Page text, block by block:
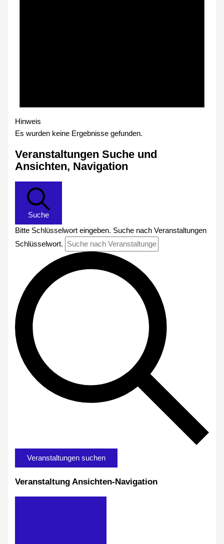
Hinweis
Es wurden keine Ergebnisse gefunden.
Veranstaltungen Suche und
Ansichten, Navigation
Suche
Bitte Schlüsselwort eingeben. Suche nach Veranstaltungen
Schlüsselwort.
Veranstaltungen suchen
Veranstaltung Ansichten-Navigation